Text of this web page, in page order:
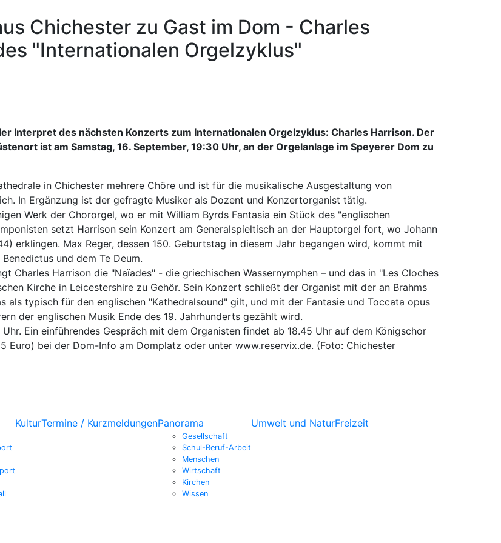
Chichester zu Gast im Dom - Charles
"Internationalen Orgelzyklus"
Interpret des nächsten Konzerts zum Internationalen Orgelzyklus: Charles Harrison. Der
ist am Samstag, 16. September, 19:30 Uhr, an der Orgelanlage im Speyerer Dom zu
in Chichester mehrere Chöre und ist für die musikalische Ausgestaltung von
In Ergänzung ist der gefragte Musiker als Dozent und Konzertorganist tätig.
Werk der Chororgel, wo er mit William Byrds Fantasia ein Stück des "englischen
setzt Harrison sein Konzert am Generalspieltisch an der Hauptorgel fort, wo Johann
erklingen. Max Reger, dessen 150. Geburtstag in diesem Jahr begangen wird, kommt mit
und dem Te Deum.
Charles Harrison die "Naïades" - die griechischen Wassernymphen – und das in "Les Cloches
Kirche in Leicestershire zu Gehör. Sein Konzert schließt der Organist mit der an Brahms
als typisch für den englischen "Kathedralsound" gilt, und mit der Fantasie und Toccata opus
der englischen Musik Ende des 19. Jahrhunderts gezählt wird.
Ein einführendes Gespräch mit dem Organisten findet ab 18.45 Uhr auf dem Königschor
Euro) bei der Dom-Info am Domplatz oder unter www.reservix.de. (Foto: Chichester
KulturTermine / KurzmeldungenPanorama
Gesellschaft
Schul-Beruf-Arbeit
Menschen
Wirtschaft
Kirchen
Wissen
Umwelt und NaturFreizeit